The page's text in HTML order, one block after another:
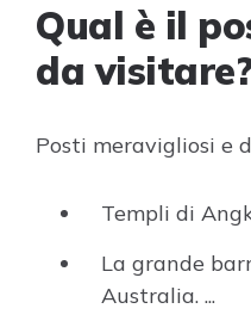
Qual è il
da visitare?
Posti meravigliosi e
Templi di
La grande
Australia. ...